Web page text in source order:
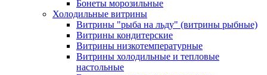
Бонеты морозильные
Холодильные витрины
Витрины "рыба на льду" (витрины рыбные)
Витрины кондитерские
Витрины низкотемпературные
Витрины холодильные и тепловые
настольные